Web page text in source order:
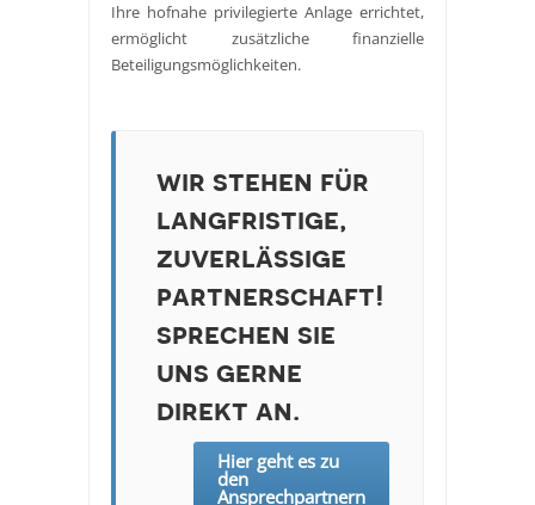
Ihre hofnahe privilegierte Anlage errichtet,
ermöglicht zusätzliche finanzielle
Beteiligungsmöglichkeiten.
wir stehen für
langfristige,
zuverlässige
partnerschaft!
sprechen sie
uns gerne
direkt an.
Hier geht es zu
den
Ansprechpartnern